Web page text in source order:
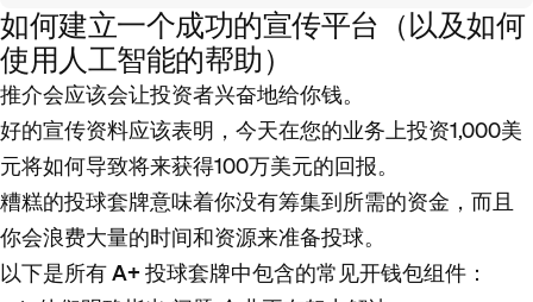
如何建立一个成功的宣传平台（以及如何
使用人工智能的帮助）
推介会应该会让投资者兴奋地给你钱。
好的宣传资料应该表明，今天在您的业务上投资1,000美
元将如何导致将来获得100万美元的回报。
糟糕的投球套牌意味着你没有筹集到所需的资金，而且
你会浪费大量的时间和资源来准备投球。
以下是所有 A+ 投球套牌中包含的常见开钱包组件：